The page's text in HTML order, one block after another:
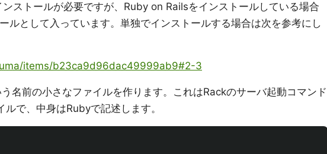
ストールが必要ですが、Ruby on Railsをインストールしている場合
ルとして入っています。単独でインストールする場合は次を参考にし
items/b23ca9d96dac49999ab9#2-3
う名前の小さなファイルを作ります。これはRackのサーバ起動コマンド
ルで、中身はRubyで記述します。